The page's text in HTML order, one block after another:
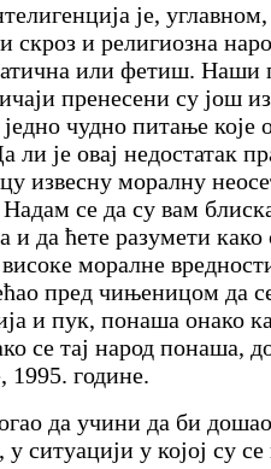
је,
скроз и религиозна
или фетиш. Наши
пренесени су још
чудно питање које
ли је овај недостатак
извесну моралну
се да су вам
да ћете разумети како
високе моралне
пред чињеницом да
и пук, понаша онако
се тај народ понаша,
1995. године.
да учини да би
ситуацији у којој су